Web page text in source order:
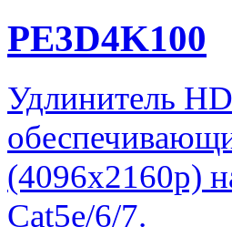
PE3D4K100
Удлинитель
(4096x2160p)
Cat5e/6/7.